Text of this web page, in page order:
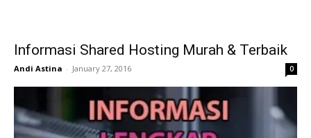
Informasi Shared Hosting Murah & Terbaik
Andi Astina - January 27, 2016 0